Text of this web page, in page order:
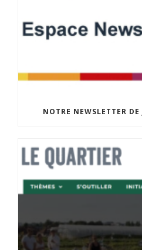
NOTRE NEWSLETTER